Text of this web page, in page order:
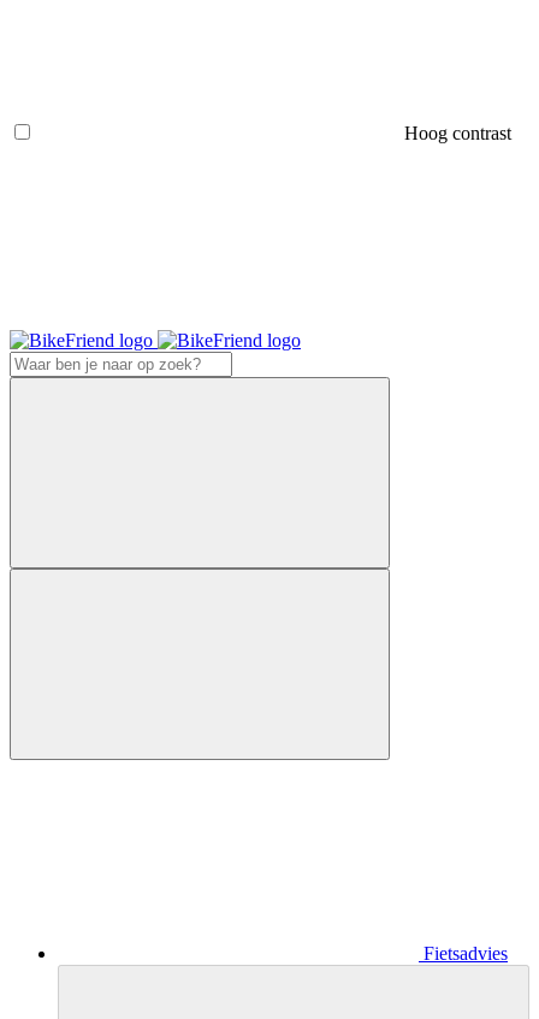
Hoog contrast
Fietsadvies